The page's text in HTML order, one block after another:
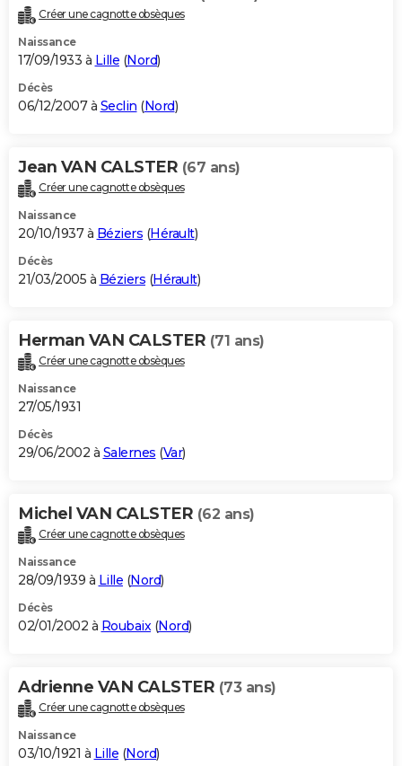
Créer une cagnotte obsèques
Naissance
17/09/1933 à Lille (Nord)
Décès
06/12/2007 à Seclin (Nord)
Jean VAN CALSTER (67 ans)
Créer une cagnotte obsèques
Naissance
20/10/1937 à Béziers (Hérault)
Décès
21/03/2005 à Béziers (Hérault)
Herman VAN CALSTER (71 ans)
Créer une cagnotte obsèques
Naissance
27/05/1931
Décès
29/06/2002 à Salernes (Var)
Michel VAN CALSTER (62 ans)
Créer une cagnotte obsèques
Naissance
28/09/1939 à Lille (Nord)
Décès
02/01/2002 à Roubaix(Nord)
Adrienne VAN CALSTER (73 ans)
Créer une cagnotte obsèques
Naissance
03/10/1921 à Lille (Nord)